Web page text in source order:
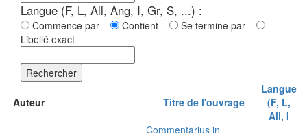
Langue (F, L, All, Ang, I, Gr, S, ...) :
Commence par Contient
Se termine par
Libellé exact
Rechercher
Auteur Titre de l'ouvrage
Langue
(F, L,
All, I
Commentarius in